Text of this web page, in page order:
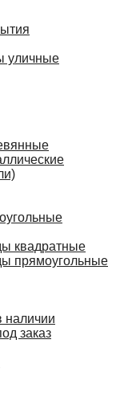
уличные
квадратные
прямоугольные
наличии
заказ